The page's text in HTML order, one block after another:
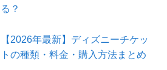
る？
【2026年最新】ディズニーチケッ
トの種類・料金・購入方法まとめ